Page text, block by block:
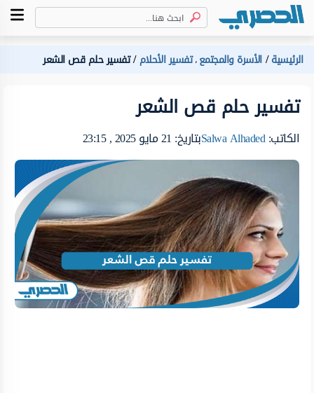
الرئيسية الأسرة والمجتمع،تفسير الأحلام تفسير حلم قص الشعر
تفسير حلم قص الشعر
الكاتب:Salwa Alhadedبتاريخ: 21 مايو 2025 , 23:15